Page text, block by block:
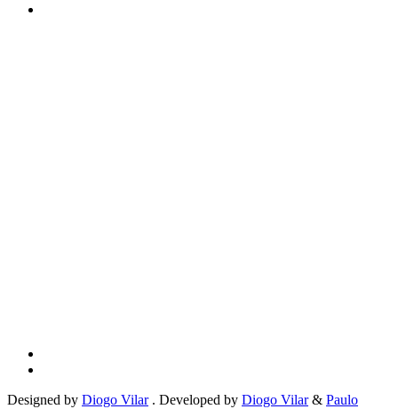
Designed by Diogo Vilar . Developed by Diogo Vilar & Paulo